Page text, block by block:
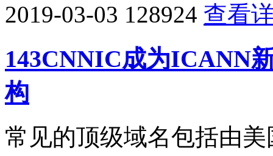
2019-03-03 128924 查看
143CNNIC成为ICANN
构
常见的顶级域名包括由美